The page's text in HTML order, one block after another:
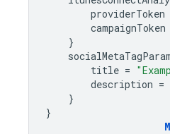
providerToken
campaignToken
}
title =
description =
}
}